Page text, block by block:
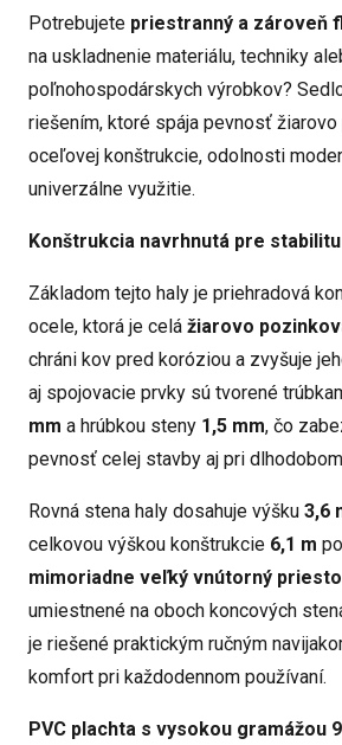
Potrebujete priestranný a zároveň
na uskladnenie materiálu, techniky
poľnohospodárskych výrobkov?
riešením, ktoré spája pevnosť
oceľovej konštrukcie, odolnosti
univerzálne využitie.
Konštrukcia navrhnutá pre
Základom tejto haly je priehradová
ocele, ktorá je celá žiarovo
chráni kov pred koróziou a zvyšuje
aj spojovacie prvky sú tvorené
mm a hrúbkou steny 1,5 mm, čo
pevnosť celej stavby aj pri
Rovná stena haly dosahuje výšku 3,6
celkovou výškou konštrukcie 6,1 m
mimoriadne veľký vnútorný
umiestnené na oboch koncových
je riešené praktickým ručným
komfort pri každodennom používaní.
PVC plachta s vysokou gramážou